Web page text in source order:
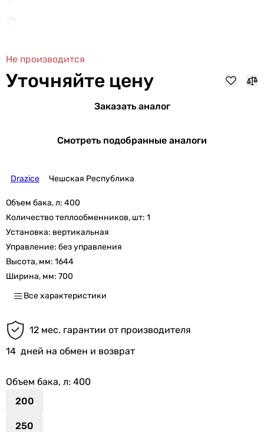
Не производится
Уточняйте цену
Заказать аналог
Смотреть подобранные аналоги
Drazice Чешская Республика
Объем бака, л: 400
Количество теплообменников, шт: 1
Установка: вертикальная
Управление: без управления
Высота, мм: 1644
Ширина, мм: 700
Все характеристики
12 мес. гарантии от производителя
14 дней на обмен и возврат
Объем бака, л: 400
200
250